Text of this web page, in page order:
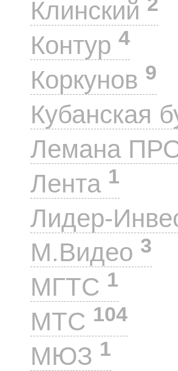
Клинский
Контур 4
Коркунов 9
Кубанская
Лемана
Лента 1
Лидер-
М.Видео 3
МГТС 1
МТС 104
МЮЗ 1